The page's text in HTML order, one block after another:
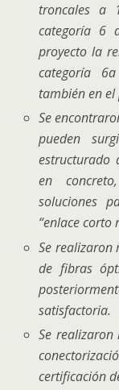
troncales a
categoría 6
proyecto la
categoría
también en
Se
pueden
estructurado
en
soluciones
“enlace corto
Se realizaron
de fibras
satisfactoria.
Se
certificación